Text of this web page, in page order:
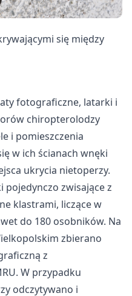
się między
fotograficzne, latarki i
chiropterolodzy
i pomieszczenia
w ich ścianach wnęki
ukrycia nietoperzy.
zwisające z
klastrami, liczące w
do 180 osobników. Na
zbierano
z
W przypadku
odczytywano i